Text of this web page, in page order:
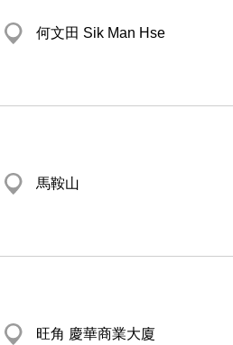
何文田 Sik Man Hse
馬鞍山
旺角 慶華商業大廈